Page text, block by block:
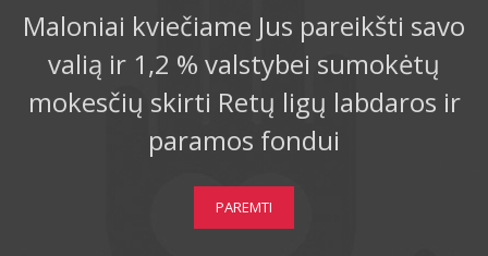
Maloniai kviečiame Jus pareikšti savo
valią ir 1,2 % valstybei sumokėtų
mokesčių skirti Retų ligų labdaros ir
paramos fondui
PAREMTI